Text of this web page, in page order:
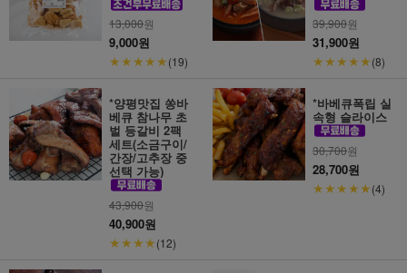
13,000원
9,000원
★★★★★(19)
39,900원
31,900원
★★★★★(8)
*양평맛집 쏭바
베큐 참나무 초
벌 등갈비 2팩
세트(소금구이/
간장/고추장 중
선택 가능)
43,900원
40,900원
★★★★(12)
*바베큐폭립 실
속형 슬라이스
30,700원
28,700원
★★★★★(4)